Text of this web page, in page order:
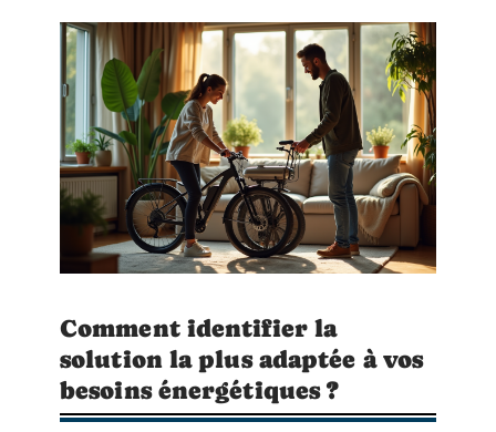
Comment identifier la
solution la plus adaptée à vos
besoins énergétiques ?